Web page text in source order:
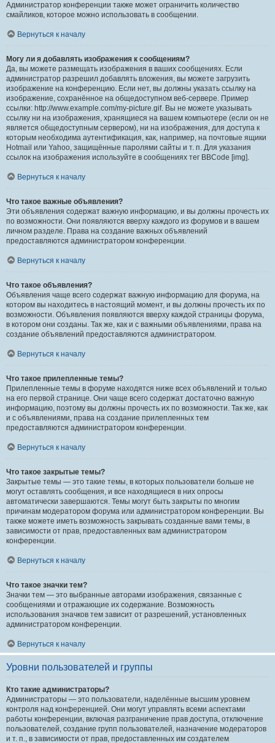
Администратор конференции также может ограничить количество
смайликов, которое можно использовать в сообщении.
Вернуться к началу
Могу ли я добавлять изображения к сообщениям?
Да, вы можете размещать изображения в ваших сообщениях. Если
администратор разрешил добавлять вложения, вы можете загрузить
изображение на конференцию. Если нет, вы должны указать ссылку на
изображение, сохранённое на общедоступном веб-сервере. Пример
ссылки: http://www.example.com/my-picture.gif. Вы не можете указывать
ссылку ни на изображения, хранящиеся на вашем компьютере (если он не
является общедоступным сервером), ни на изображения, для доступа к
которым необходима аутентификация, как, например, на почтовые ящики
Hotmail или Yahoo, защищённые паролями сайты и т. п. Для указания
ссылок на изображения используйте в сообщениях тег BBCode [img].
Вернуться к началу
Что такое важные объявления?
Эти объявления содержат важную информацию, и вы должны прочесть их
по возможности. Они появляются вверху каждого из форумов и в вашем
личном разделе. Права на создание важных объявлений
предоставляются администратором конференции.
Вернуться к началу
Что такое объявления?
Объявления чаще всего содержат важную информацию для форума, на
котором вы находитесь в настоящий момент, и вы должны прочесть их по
возможности. Объявления появляются вверху каждой страницы форума,
в котором они созданы. Так же, как и с важными объявлениями, права на
создание объявлений предоставляются администратором.
Вернуться к началу
Что такое прилепленные темы?
Прилепленные темы в форуме находятся ниже всех объявлений и только
на его первой странице. Они чаще всего содержат достаточно важную
информацию, поэтому вы должны прочесть их по возможности. Так же, как
и с объявлениями, права на создание прилепленных тем
предоставляются администратором конференции.
Вернуться к началу
Что такое закрытые темы?
Закрытые темы — это такие темы, в которых пользователи больше не
могут оставлять сообщения, и все находящиеся в них опросы
автоматически завершаются. Темы могут быть закрыты по многим
причинам модератором форума или администратором конференции. Вы
также можете иметь возможность закрывать созданные вами темы, в
зависимости от прав, предоставленных вам администратором
конференции.
Вернуться к началу
Что такое значки тем?
Значки тем — это выбранные авторами изображения, связанные с
сообщениями и отражающие их содержание. Возможность
использования значков тем зависит от разрешений, установленных
администратором конференции.
Вернуться к началу
Уровни пользователей и группы
Кто такие администраторы?
Администраторы — это пользователи, наделённые высшим уровнем
контроля над конференцией. Они могут управлять всеми аспектами
работы конференции, включая разграничение прав доступа, отключение
пользователей, создание групп пользователей, назначение модераторов
и т. п., в зависимости от прав, предоставленных им создателем